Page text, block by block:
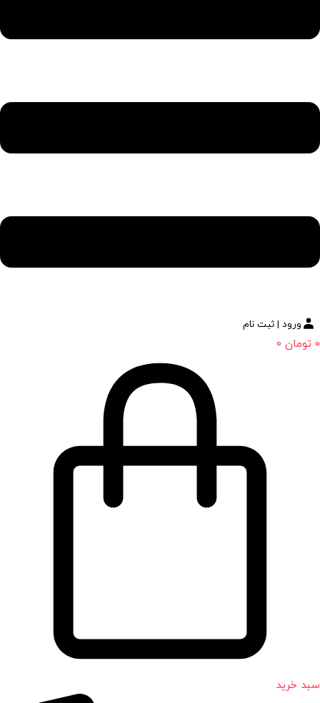
ورود | ثبت نام
0 تومان 0
سبد خرید